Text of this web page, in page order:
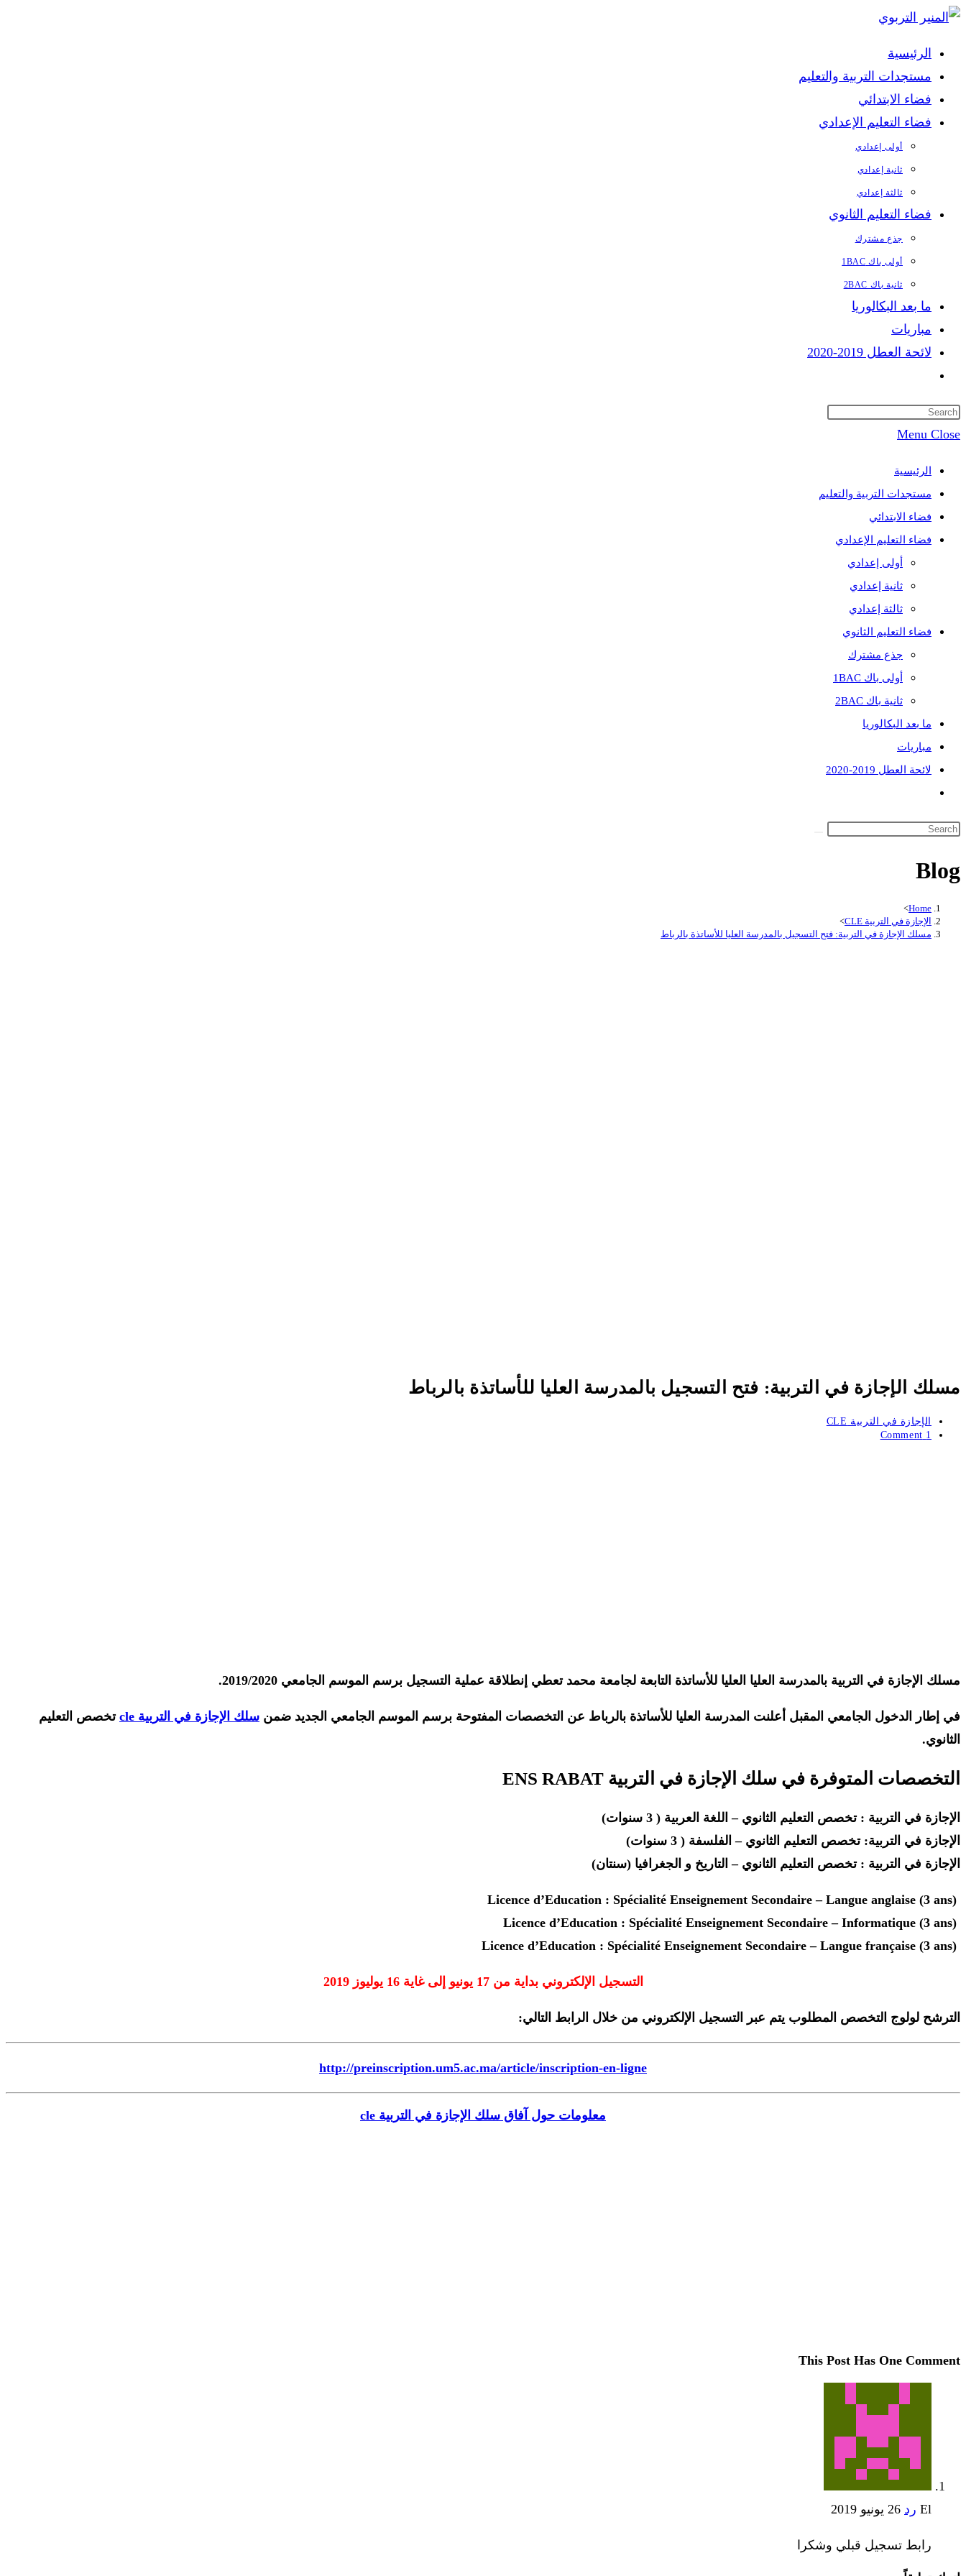
Skip
content
الرئيسية
مستجدات التربية والتعليم
فضاء الابتدائي
فضاء التعليم الإعدادي
أولى إعدادي
ثانية إعدادي
ثالثة إعدادي
فضاء التعليم الثانوي
جذع مشترك
أولى باك 1BAC
ثانية باك 2BAC
ما بعد البكالوريا
مباريات
لائحة العطل 2019-2020
search
Menu Close
الرئيسية
مستجدات التربية والتعليم
فضاء الابتدائي
فضاء التعليم الإعدادي
أولى إعدادي
ثانية إعدادي
ثالثة إعدادي
فضاء التعليم الثانوي
جذع مشترك
أولى باك 1BAC
ثانية باك 2BAC
ما بعد البكالوريا
مباريات
لائحة العطل 2019-2020
search
Blog
Home
>
الإجازة في التربية CLE
>
مسلك الإجازة في التربية: فتح التسجيل بالمدرسة العليا للأساتذة بالرباط
مسلك الإجازة في التربية: فتح التسجيل بالمدرسة العليا للأساتذة بالرباط
Post
category:
الإجازة في التربية CLE
Post1 Comment
مسلك الإجازة في التربية بالمدرسة العليا العليا للأساتذة التابعة لجامعة محمد تعطي إنطلاقة عملية التسجيل برسم الموسم الجامعي 2019/2020.
في إطار الدخول الجامعي المقبل أعلنت المدرسة العليا للأساتذة بالرباط عن التخصصات المفتوحة برسم الموسم الجامعي الجديد ضمن سلك الإجازة في التربية cle
تخصص التعليم
الثانوي.
التخصصات المتوفرة في سلك الإجازة في التربية ENS RABAT
الإجازة في التربیة : تخصص التعلیم الثانوي – اللغة العربیة ( 3 سنوات)
الإجازة في التربیة: تخصص التعلیم الثانوي – الفلسفة ( 3 سنوات)
الإجازة في التربیة : تخصص التعلیم الثانوي – التاریخ و الجغرافیا (سنتان)
التسجيل الإلكتروني بداية من 17 يونيو إلى غاية 16 يوليوز 2019
الترشح لولوج التخصص المطلوب يتم عبر التسجيل الإلكتروني من خلال الرابط التالي:
http://preinscription.um5.ac.ma/article/inscription-en-ligne
معلومات حول آفاق سلك الإجازة في التربية cle
This Post Has One Comment
El رد 26 يونيو 2019
رابط تسجيل قبلي وشكرا